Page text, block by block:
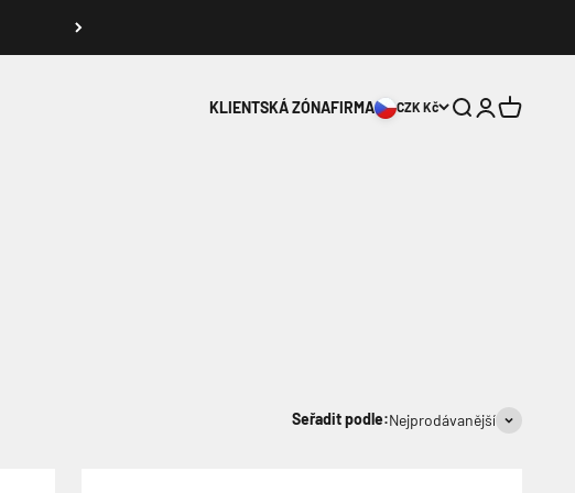
KLIENTSKÁ ZÓNAFIRMA CZK Kč HledatPřihlášení
Košík
Seřadit podle:Nejprodávanější